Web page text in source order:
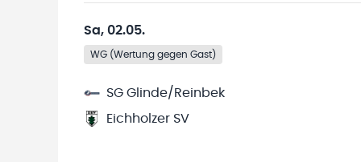
Sa, 02.05.
WG (Wertung gegen Gast)
SG Glinde/Reinbek
Eichholzer SV